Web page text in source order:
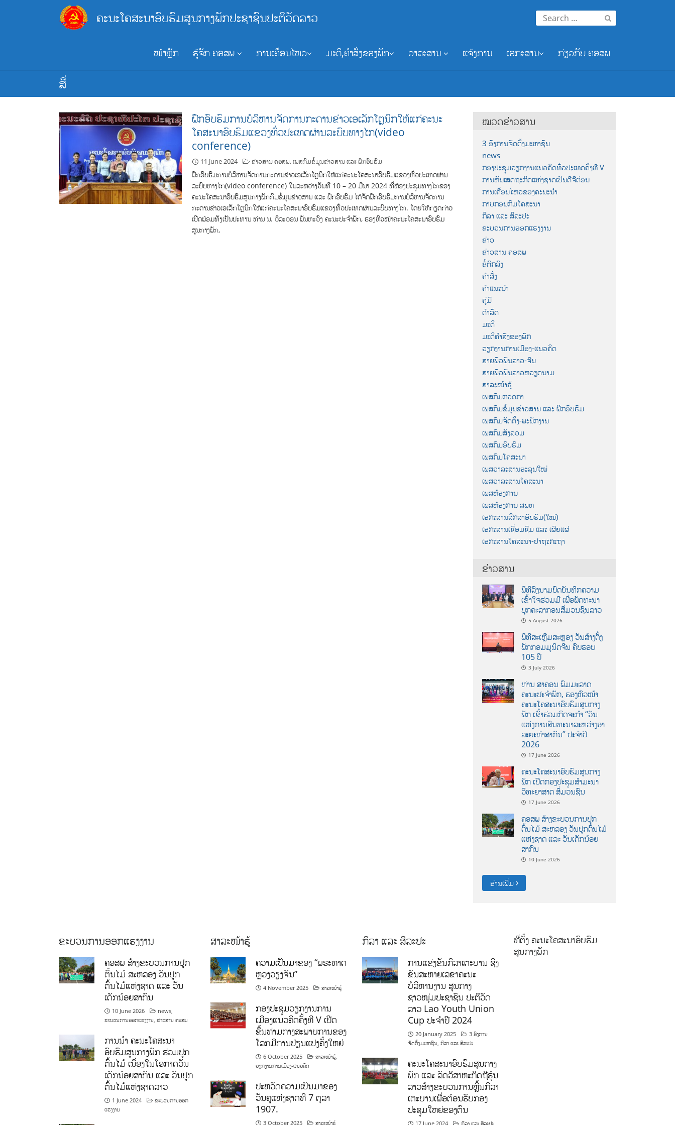
ຄະນະໂຄສະນາອົບຮົມສູນກາງພັກປະຊາຊົນປະຕິວັດລາວ
Search
for:
ໜ້າຫຼັກ ຮູ້ຈັກ ຄອສພ ການເຄື່ອນໄຫວ ມະຕິ,ຄຳສັ່ງຂອງພັກ ວາລະສານ ແຈ້ງການ ເອກະສານ ກ່ຽວກັບ ຄອສພ
ສື່
ຝຶກອົບຮົມການບໍລິຫານຈັດການກະດານຂ່າວເອເລັກໂຕຼນິກໃຫ້ແກ່ຄະນະ
ໂຄສະນາອົບຮົມແຂວງທົ່ວປະເທດຜ່ານລະບົບທາງໄກ(video
conference)
11 June 2024 ຂ່າວສານ ຄອສພ,ເພສກົມຂໍ້ມູນຂ່າວສານ ແລະ ຝຶກອົບຮົມ
ຝຶກອົບຮົມການບໍລິຫານຈັດການກະດານຂ່າວເອເລັກໂຕຼນິກໃຫ້ແກ່ຄະນະໂຄສະນາອົບຮົມແຂວງທົ່ວປະເທດຜ່ານ
ລະບົບທາງໄກ(video conference) ໃນລະຫວ່າງວັນທີ 10 – 20 ມີນາ 2024 ທີ່ຫ້ອງປະຊຸມທາງໄກຂອງ
ຄະນະໂຄສະນາອົບຮົມສູນກາງພັກກົມຂໍ້ມູນຂ່າວສານ ແລະ ຝຶກອົບຮົມ ໄດ້ຈັດຝຶກອົບຮົມການບໍລິຫານຈັດການ
ກະດານຂ່າວເອເລັກໂຕຼນິກໃຫ້ແກ່ຄະນະໂຄສະນາອົບຮົມແຂວງທົ່ວປະເທດຜ່ານລະບົບທາງໄກ. ໂດຍໃຫ້ກຽດກ່າວ
ເປີດພ້ອມທັງເປັນປະທານ ທ່ານ ນ. ວິລະວອນ ພັນທະວົງ ຄະນະປະຈຳພັກ, ຮອງຫົວໜ້າຄະນະໂຄສະນາອົບຮົມ
ສູນກາງພັກ,
ໝວດຂ່າວສານ
3 ອົງການຈັດຕັ້ງມະຫາຊົນ
news
ກອງປະຊຸມວຽກງານແນວຄິດທົ່ວປະເທດຄັ້ງທີ V
ການຫັນເສດຖະກິດແຫ່ງຊາດເປັນດີຈີຕ໋ອນ
ການເຄື່ອນໄຫວຂອງຄະນະນຳ
ກາບກອນກົມໂຄສະນາ
ກິລາ ແລະ ສິລະປະ
ຂະບວນການອອກແຮງງານ
ຂ່າວ
ຂ່າວສານ ຄອສພ
ຂໍ້ຕົກລົງ
ຄຳສັ່ງ
ຄຳແນະນຳ
ຄູ່ມື
ດຳລັດ
ມະຕິ
ມະຕິຄຳສັ່ງຂອງພັກ
ວຽກງານການເມືອງ-ແນວຄິດ
ສາຍພົວພັນລາວ-ຈີນ
ສາຍພົວພັນລາວຫວຽດນາມ
ສາລະໜ້າຮູ້
ເພສກົມກວດກາ
ເພສກົມຂໍ້ມູນຂ່າວສານ ແລະ ຝຶກອົບຮົມ
ເພສກົມຈັດຕັ້ງ-ພະນັກງານ
ເພສກົມສັງລວມ
ເພສກົມອົບຮົມ
ເພສກົມໂຄສະນາ
ເພສວາລະສານອະລຸນໃໝ່
ເພສວາລະສານໂຄສະນາ
ເພສຫ້ອງການ
ເພສຫ້ອງການ ສພທ
ເອກະສານສຶກສາອົບຮົມ(ໃໝ່)
ເອກະສານເຊື່ອມຊືມ ແລະ ເຜີຍແຜ່
ເອກະສານໂຄສະນາ-ປາຖະກະຖາ
ຂ່າວສານ
ພິທີລົງນາມບົດບັນທຶກຄວາມ
ເຂົ້າໃຈຮ່ວມມື ເພື່ອພັດທະນາ
ບຸກຄະລາກອນສື່ມວນຊົນລາວ
5 August 2026
ພິທີສະເຫຼີມສະຫຼອງ ວັນສ້າງຕັ້ງ
ພັກກອມມູນິດຈີນ ຄົບຮອບ
105 ປີ
3 July 2026
ທ່ານ ສາຄອນ ພົມມະລາດ
ຄະນະປະຈໍາພັກ, ຮອງຫົວໜ້າ
ຄະນະໂຄສະນາອົບຮົມສູນກາງ
ພັກ ເຂົ້າຮ່ວມກິດຈະກຳ “ວັນ
ແຫ່ງການສົນທະນາລະຫວ່າງອາ
ລະຍະທຳສາກົນ” ປະຈຳປີ
2026
17 June 2026
ຄະນະໂຄສະນາອົບຮົມສູນກາງ
ພັກ ເປີດກອງປະຊຸມສຳມະນາ
ວິທະຍາສາດ ສຶ່ມວນຊົນ
17 June 2026
ຄອສພ ສ້າງຂະບວນການປູກ
ຕົ້ນໄມ້ ສະຫລອງ ວັນປູກຕົ້ນໄມ້
ແຫ່ງຊາດ ແລະ ວັນເດັກນ້ອຍ
ສາກົນ
10 June 2026
ອ່ານເພີ່ມ
ຂະບວນການອອກແຮງງານ
ຄອສພ ສ້າງຂະບວນການປູກ
ຕົ້ນໄມ້ ສະຫລອງ ວັນປູກ
ຕົ້ນໄມ້ແຫ່ງຊາດ ແລະ ວັນ
ເດັກນ້ອຍສາກົນ
10 June 2026 news,
ຂະບວນການອອກແຮງງານ, ຂ່າວສານ ຄອສພ
ການນໍາ ຄະນະໂຄສະນາ
ອົບຮົມສູນກາງພັກ ຮ່ວມປູກ
ຕົ້ນໄມ້ ເນື່ອງໃນໂອກາດວັນ
ເດັກນ້ອຍສາກົນ ແລະ ວັນປູກ
ຕົ້ນໄມ້ແຫ່ງຊາດລາວ
1 June 2024
ຂະບວນການອອກ
ແຮງງານ
ສາລະໜ້າຮູ້
ຄວາມເປັນມາຂອງ “ພຣະທາດ
ຫຼວງວຽງຈັນ”
4 November 2025 ສາລະໜ້າຮູ້
ກອງປະຊຸມວຽກງານການ
ເມືອງແນວຄິດຄັ້ງທີ V ເປີດ
ຂຶ້ນທ່າມກາງສະພາບການຂອງ
ໂລກມີການປ່ຽນແປງຄັ້ງໃຫຍ່
6 October 2025 ສາລະໜ້າຮູ້,
ວຽກງານການເມືອງ-ແນວຄິດ
ປະຫວັດຄວາມເປັນມາຂອງ
ວັນຄູແຫ່ງຊາດທີ 7 ຕຸລາ
1907.
3 October 2025 ສາລະໜ້າຮູ້
ກິລາ ແລະ ສິລະປະ
ການແຂ່ງຂັນກິລາເຕະບານ ຊິງ
ຂັນສະຫາຍເລຂາຄະນະ
ບໍລິຫານງານ ສູນກາງ
ຊາວໜຸ່ມປະຊາຊົນ ປະຕິວັດ
ລາວ Lao Youth Union
Cup ປະຈຳປີ 2024
20 January 2025
3 ອົງການ
ຈັດຕັ້ງມະຫາຊົນ, ກິລາ ແລະ ສິລະປະ
ຄະນະໂຄສະນາອົບຮົມສູນກາງ
ພັກ ແລະ ລັດວິສາຫະກິດຖືຮຸ້ນ
ລາວສ້າງຂະບວນການຫຼີ້ນກິລາ
ເຕະບານເພື່ອຕ້ອນຮັບກອງ
ປະຊຸມໃຫຍ່ຂອງຕົນ
17 June 2024 ກິລາ ແລະ ສິລະປະ
ທີ່ຕັ້ງ ຄະນະໂຄສະນາອົບຮົມ
ສູນກາງພັກ